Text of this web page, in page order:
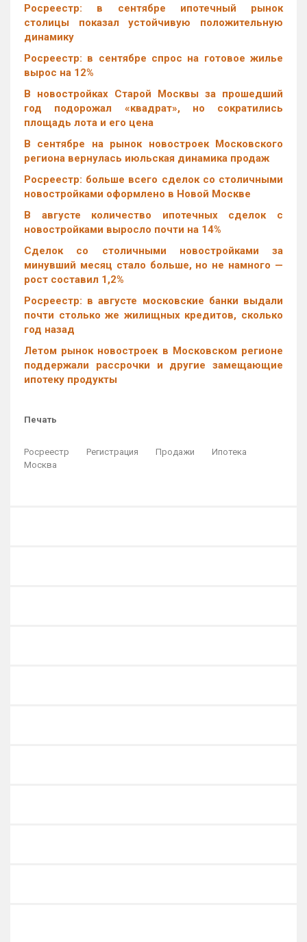
Росреестр: в сентябре ипотечный рынок
столицы показал устойчивую положительную
динамику
Росреестр: в сентябре спрос на готовое жилье
вырос на 12%
В новостройках Старой Москвы за прошедший
год подорожал «квадрат», но сократились
площадь лота и его цена
В сентябре на рынок новостроек Московского
региона вернулась июльская динамика продаж
Росреестр: больше всего сделок со столичными
новостройками оформлено в Новой Москве
В августе количество ипотечных сделок с
новостройками выросло почти на 14%
Cделок со столичными новостройками за
минувший месяц стало больше, но не намного —
рост составил 1,2%
Росреестр: в августе московские банки выдали
почти столько же жилищных кредитов, сколько
год назад
Летом рынок новостроек в Московском регионе
поддержали рассрочки и другие замещающие
ипотеку продукты
Печать
Росреестр Регистрация Продажи
Ипотека
Москва